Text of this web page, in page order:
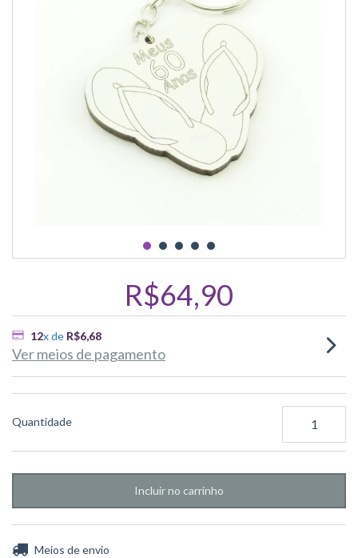
R$64,90
12x de R$6,68
Ver meios de pagamento
Quantidade
Entregas para o CEP:
Meios de envio